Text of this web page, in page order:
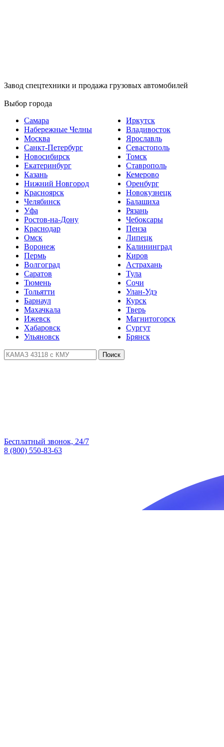
Завод спецтехники и продажа грузовых автомобилей
Выбор города
Самара
Набережные Челны
Москва
Санкт-Петербург
Новосибирск
Екатеринбург
Казань
Нижний Новгород
Красноярск
Челябинск
Уфа
Ростов-на-Дону
Краснодар
Омск
Воронеж
Пермь
Волгоград
Саратов
Тюмень
Тольятти
Барнаул
Махачкала
Ижевск
Хабаровск
Ульяновск
Иркутск
Владивосток
Ярославль
Севастополь
Томск
Ставрополь
Кемерово
Оренбург
Новокузнецк
Балашиха
Рязань
Чебоксары
Пенза
Липецк
Калининград
Киров
Астрахань
Тула
Сочи
Улан-Удэ
Курск
Тверь
Магнитогорск
Сургут
Брянск
Поиск
Бесплатный звонок, 24/7
8 (800) 550-83-63